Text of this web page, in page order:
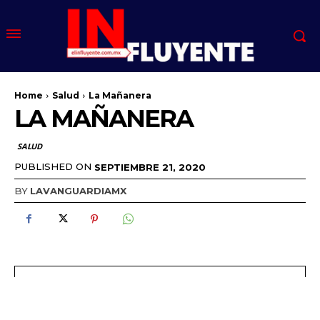
Home Salud La Mañanera
LA MAÑANERA
SALUD
PUBLISHED ON SEPTIEMBRE 21, 2020
BY LAVANGUARDIAMX